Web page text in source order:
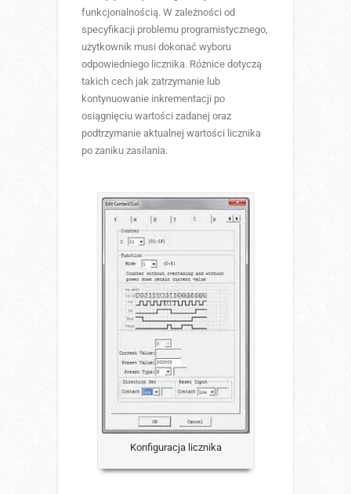
funkcjonalnością. W zależności od
specyfikacji problemu programistycznego,
użytkownik musi dokonać wyboru
odpowiedniego licznika. Różnice dotyczą
takich cech jak zatrzymanie lub
kontynuowanie inkrementacji po
osiągnięciu wartości zadanej oraz
podtrzymanie aktualnej wartości licznika
po zaniku zasilania.
Konfiguracja licznika